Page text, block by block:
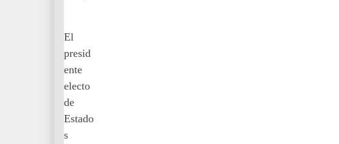
El
presid
ente
electo
de
Estado
s